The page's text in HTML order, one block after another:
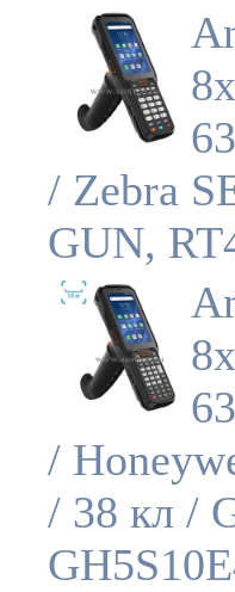
/ Zebra
GUN,
/
/ 38 кл /